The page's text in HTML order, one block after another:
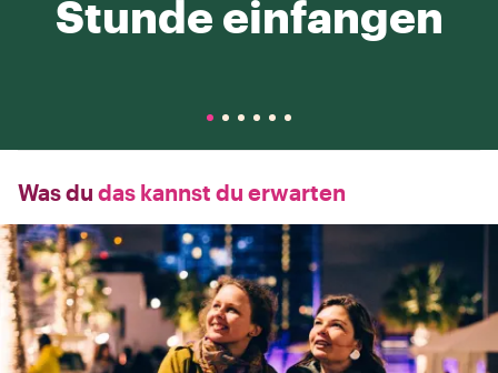
Stunde einfangen
Was du das kannst du erwarten